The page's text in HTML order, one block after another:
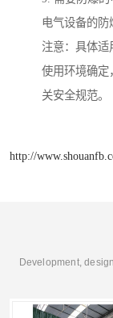
电气设备的防
注意：具体适
使用环境确定
关安全规范。
http://
Development,